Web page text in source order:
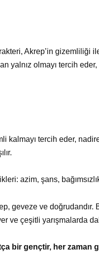
Akrep’in gizemliliği
yalnız olmayı tercih
kalmayı tercih eder,
azim, şans,
geveze ve
ve çeşitli yarışmalarda
bir gençtir, her zaman